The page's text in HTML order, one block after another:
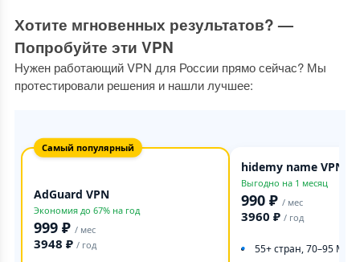
Хотите мгновенных результатов? —
Попробуйте эти VPN
Нужен работающий VPN для России прямо сейчас? Мы
протестировали решения и нашли лучшее:
Самый популярный
AdGuard VPN
Экономия до 67% на год
999 ₽ / мес
3948 ₽ / год
hidemy name VPN
Выгодно на 1 месяц
990 ₽ / мес
3960 ₽ / год
55+ стран, 70–95